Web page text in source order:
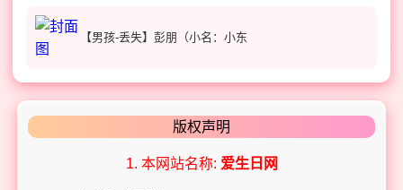
【男孩-丢失】彭朋（小名：小东
版权声明
1. 本网站名称: 爱生日网